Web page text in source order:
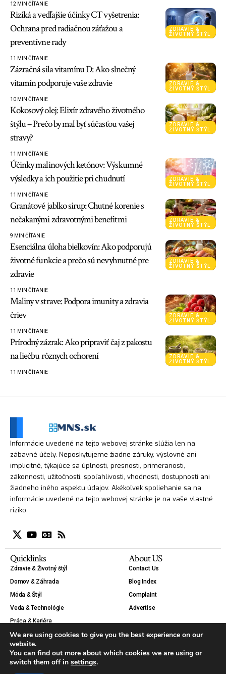
12 MIN ČÍTANIE
ZDRAVIE &
ŽIVOTNÝ ŠTÝL
Riziká a vedľajšie účinky CT vyšetrenia:
Ochrana pred radiačnou záťažou a
preventívne rady
11 MIN ČÍTANIE
ZDRAVIE &
ŽIVOTNÝ ŠTÝL
Zázračná sila vitamínu D: Ako slnečný
vitamín podporuje vaše zdravie
10 MIN ČÍTANIE
ZDRAVIE &
ŽIVOTNÝ ŠTÝL
Kokosový olej: Elixír zdravého životného
štýlu – Prečo by mal byť súčasťou vašej
stravy?
11 MIN ČÍTANIE
ZDRAVIE &
ŽIVOTNÝ ŠTÝL
Účinky malinových ketónov: Výskumné
výsledky a ich použitie pri chudnutí
11 MIN ČÍTANIE
ZDRAVIE &
ŽIVOTNÝ ŠTÝL
Granátové jablko sirup: Chutné korenie s
nečakanými zdravotnými benefitmi
9 MIN ČÍTANIE
ZDRAVIE &
ŽIVOTNÝ ŠTÝL
Esenciálna úloha bielkovín: Ako podporujú
životné funkcie a prečo sú nevyhnutné pre
zdravie
11 MIN ČÍTANIE
ZDRAVIE &
ŽIVOTNÝ ŠTÝL
Maliny v strave: Podpora imunity a zdravia
čriev
11 MIN ČÍTANIE
ZDRAVIE &
ŽIVOTNÝ ŠTÝL
Prírodný zázrak: Ako pripraviť čaj z pakostu
na liečbu rôznych ochorení
11 MIN ČÍTANIE
Informácie uvedené na tejto webovej stránke slúžia len na
zábavné účely. Neposkytujeme žiadne záruky, výslovné ani
implicitné, týkajúce sa úplnosti, presnosti, primeranosti,
zákonnosti, užitočnosti, spoľahlivosti, vhodnosti, dostupnosti ani
žiadneho iného aspektu údajov. Akékoľvek spoliehanie sa na
informácie uvedené na tejto webovej stránke je na vaše vlastné
riziko.
Quicklinks
Zdravie & Životný štýl
Domov & Záhrada
Móda & Štýl
Veda & Technológie
Práca & Kariéra
Krása
Auto & Moto
Tipy & Návody
About US
Contact Us
Blog Index
Complaint
Advertise
We are using cookies to give you the best experience on our
website.
You can find out more about which cookies we are using or
switch them off in settings.